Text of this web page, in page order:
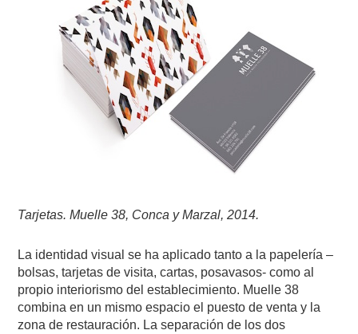
Tarjetas. Muelle 38, Conca y Marzal, 2014.
La identidad visual se ha aplicado tanto a la papelería –
bolsas, tarjetas de visita, cartas, posavasos- como al
propio interiorismo del establecimiento. Muelle 38
combina en un mismo espacio el puesto de venta y la
zona de restauración. La separación de los dos